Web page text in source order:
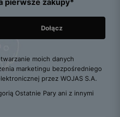
pierwsze zakupy*
moich danych
marketingu bezpośredniego
przez WOJAS S.A.
Ostatnie Pary ani z innymi